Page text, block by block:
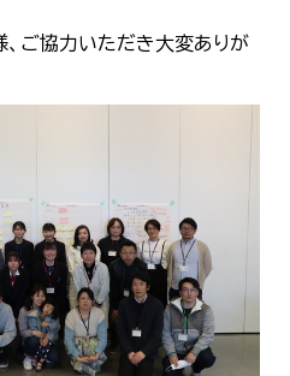
ご協力いただき大変ありが